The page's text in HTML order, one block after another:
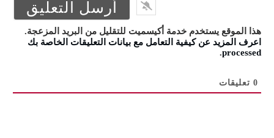
هذا الموقع يستخدم خدمة أكيسميت للتقليل من البريد المزعجة.
اعرف المزيد عن كيفية التعامل مع بيانات التعليقات الخاصة بك
processed
.
0 تعليقات